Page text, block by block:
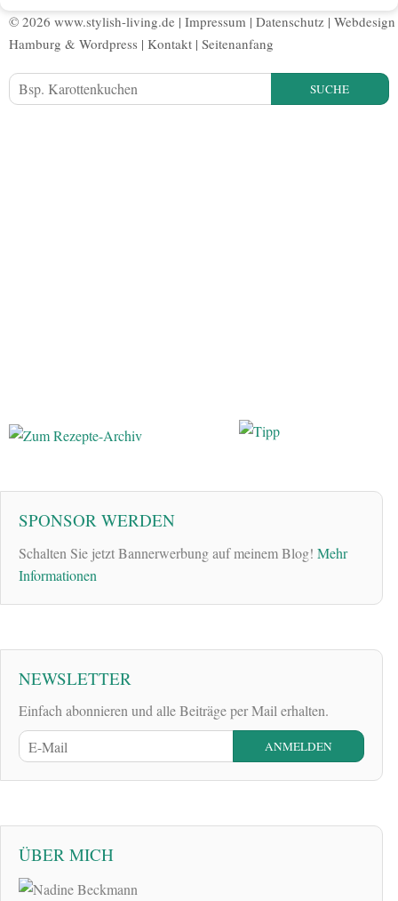
© 2026 www.stylish-living.de | Impressum | Datenschutz | Webdesign
Hamburg & Wordpress | Kontakt | Seitenanfang
SUCHE
SPONSOR WERDEN
Schalten Sie jetzt Bannerwerbung auf meinem Blog! Mehr
Informationen
NEWSLETTER
Einfach abonnieren und alle Beiträge per Mail erhalten.
ÜBER MICH